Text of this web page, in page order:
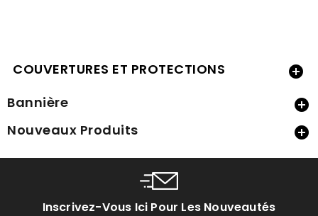
COUVERTURES ET PROTECTIONS 
Bannière 
Nouveaux Produits 
Inscrivez-Vous Ici Pour Les Nouveautés